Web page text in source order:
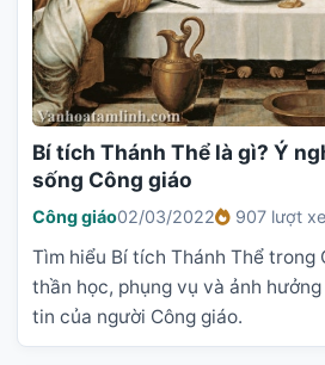
Bí tích Thánh Thể là gì? Ý
sống Công giáo
Công giáo02/03/2022 907 lượt
Tìm hiểu Bí tích Thánh Thể trong
thần học, phụng vụ và ảnh
tin của người Công giáo.